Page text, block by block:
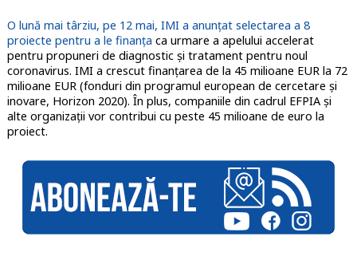
O lună mai târziu, pe 12 mai, IMI a anunțat selectarea a 8
proiecte pentru a le finanța ca urmare a apelului accelerat
pentru propuneri de diagnostic și tratament pentru noul
coronavirus. IMI a crescut finanțarea de la 45 milioane EUR la 72
milioane EUR (fonduri din programul european de cercetare și
inovare, Horizon 2020). În plus, companiile din cadrul EFPIA și
alte organizații vor contribui cu peste 45 milioane de euro la
proiect.